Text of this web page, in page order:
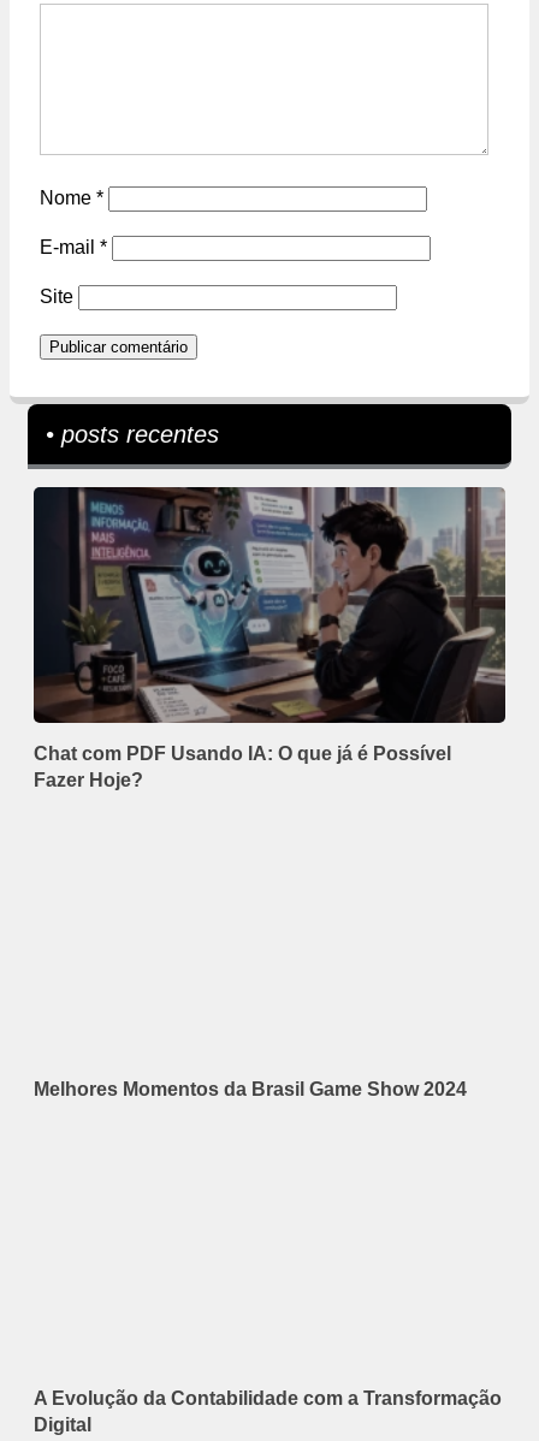
Nome *
E-mail *
Site
• posts recentes
Chat com PDF Usando IA: O que já é Possível
Fazer Hoje?
Melhores Momentos da Brasil Game Show 2024
A Evolução da Contabilidade com a Transformação
Digital